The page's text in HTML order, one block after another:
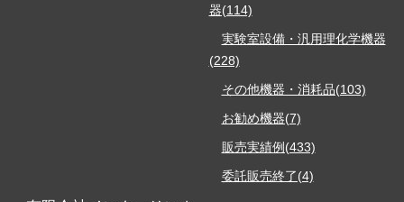
器(114)
実験室設備・汎用理化学機器
(228)
その他機器・消耗品(103)
お勧め機器(7)
販売実績例(433)
委託販売終了(4)